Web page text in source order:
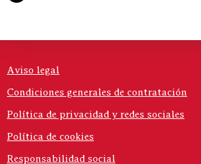
Aviso legal
Condiciones generales de contratación
Política de privacidad y redes sociales
Política de cookies
Responsabilidad social